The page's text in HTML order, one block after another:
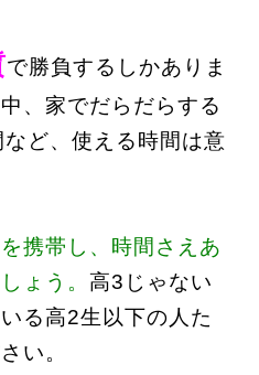
で勝負するしかありま
、家でだらだらする
ど、使える時間は意
携帯し、時間さえあ
ょう。 高3じゃない
る高2生以下の人た
い。